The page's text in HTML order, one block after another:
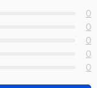
0
0
0
0
0